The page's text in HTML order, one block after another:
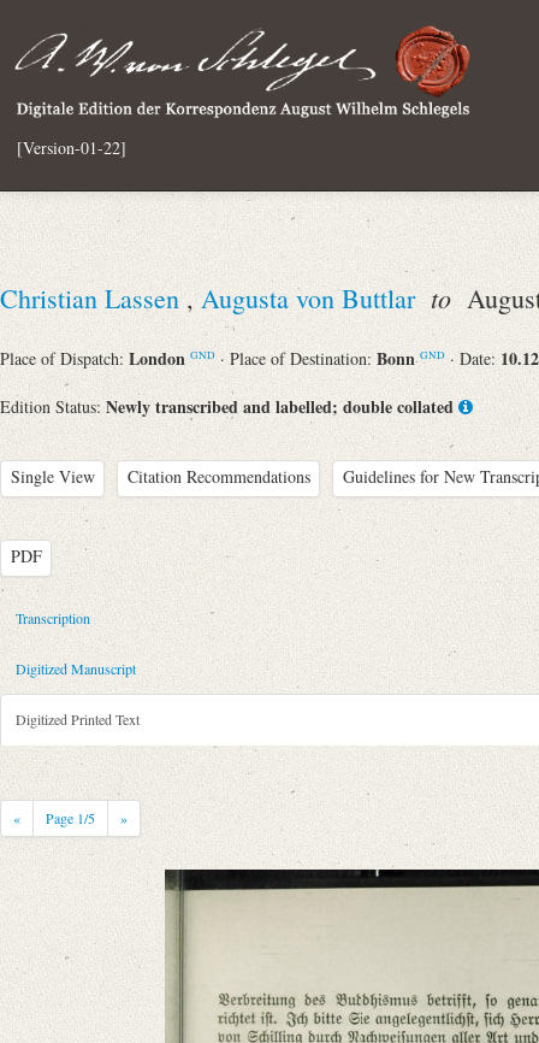
[Version-01-22]
Christian Lassen , Augusta von Buttlar to
Place of Dispatch: London GND · Place of Destination: BonnGND · Date:
Edition Status: Newly transcribed and labelled; double collated
Single View Citation Recommendations Guidelines for New
PDF
Metadata Concerning Header
Sender: Christian Lassen, Augusta von Buttlar
Recipient: August Wilhelm von Schlegel
Place of Dispatch: London
Place of Destination: Bonn
Notations: Da der Brief im Druck nur teilweise wiedergegeben ist,
Printed Text
Provider: Dresden, Sächsische Landesbibliothek - Staats- und
Bibliography: Schlegel, August Wilhelm; Lassen, Christian:
Incipit: „[1] II.
Ich mache mit Freuden von Herrn Laßenʼs Anerbiethen Gebrauch,
Transcription
Digitized Manuscript
Digitized Printed Text
« Page 1/5 »